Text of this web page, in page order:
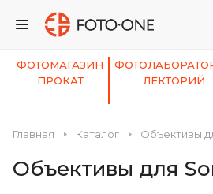
ФОТОМАГАЗИН
ПРОКАТ
ЛЕКТОРИЙ
Главная Каталог Объективы
Объективы для